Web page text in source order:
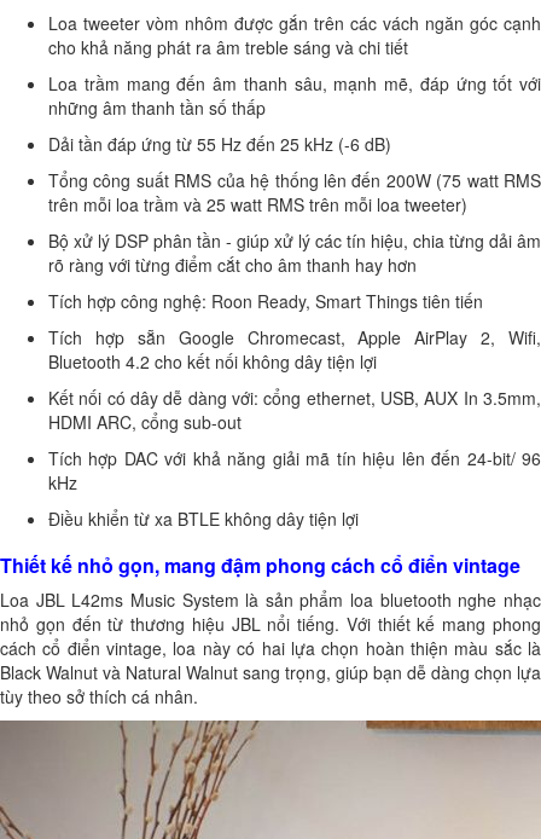
Loa tweeter vòm nhôm được gắn trên các vách ngăn góc cạnh
cho khả năng phát ra âm treble sáng và chi tiết
Loa trầm mang đến âm thanh sâu, mạnh mẽ, đáp ứng tốt với
những âm thanh tần số thấp
Dải tần đáp ứng từ 55 Hz đến 25 kHz (-6 dB)
Tổng công suất RMS của hệ thống lên đến 200W (75 watt RMS
trên mỗi loa trầm và 25 watt RMS trên mỗi loa tweeter)
Bộ xử lý DSP phân tần - giúp xử lý các tín hiệu, chia từng dải âm
rõ ràng với từng điểm cắt cho âm thanh hay hơn
Tích hợp công nghệ: Roon Ready, Smart Things tiên tiến
Tích hợp sẵn Google Chromecast, Apple AirPlay 2, Wifi,
Bluetooth 4.2 cho kết nối không dây tiện lợi
Kết nối có dây dễ dàng với: cổng ethernet, USB, AUX In 3.5mm,
HDMI ARC, cổng sub-out
Tích hợp DAC với khả năng giải mã tín hiệu lên đến 24-bit/ 96
kHz
Điều khiển từ xa BTLE không dây tiện lợi
Thiết kế nhỏ gọn, mang đậm phong cách cổ điển vintage
Loa JBL L42ms Music System là sản phẩm loa bluetooth nghe nhạc
nhỏ gọn đến từ thương hiệu JBL nổi tiếng. Với thiết kế mang phong
cách cổ điển vintage, loa này có hai lựa chọn hoàn thiện màu sắc là
Black Walnut và Natural Walnut sang trọng, giúp bạn dễ dàng chọn lựa
tùy theo sở thích cá nhân.